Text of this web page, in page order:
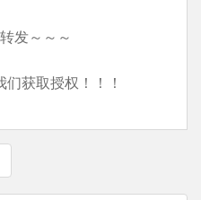
发～～～
们获取授权！！！